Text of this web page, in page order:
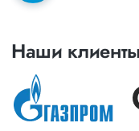
Наши клиенты